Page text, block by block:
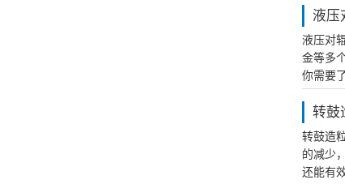
液压
液压对
金等多
你需要
转鼓
转鼓造
的减少
还能有